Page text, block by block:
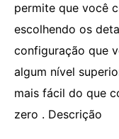
permite que você
escolhendo os
configuração que
algum nível
mais fácil do que
zero . Descrição